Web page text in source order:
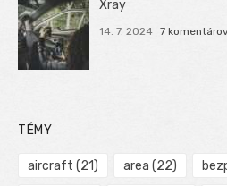
Xray
14. 7. 2024 7 komentárov
TÉMY
aircraft (21) area (22)